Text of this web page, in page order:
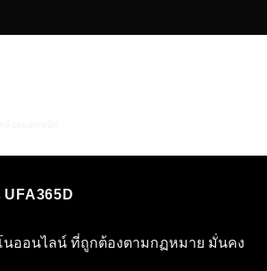
นออนไลน์ ที่ถูกต้องตามกฏหมาย มั่นคง